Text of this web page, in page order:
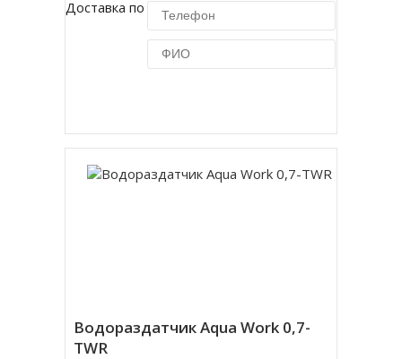
Доставка по Москве 450 руб.
Водораздатчик Aqua Work 0,7-
TWR